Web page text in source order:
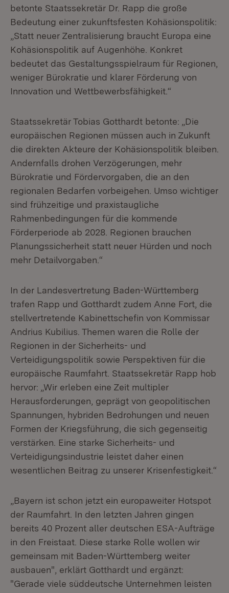
betonte Staatssekretär Dr. Rapp die große
Bedeutung einer zukunftsfesten Kohäsionspolitik:
„Statt neuer Zentralisierung braucht Europa eine
Kohäsionspolitik auf Augenhöhe. Konkret
bedeutet das Gestaltungsspielraum für Regionen,
weniger Bürokratie und klarer Förderung von
Innovation und Wettbewerbsfähigkeit.“
Staatssekretär Tobias Gotthardt betonte: „Die
europäischen Regionen müssen auch in Zukunft
die direkten Akteure der Kohäsionspolitik bleiben.
Andernfalls drohen Verzögerungen, mehr
Bürokratie und Fördervorgaben, die an den
regionalen Bedarfen vorbeigehen. Umso wichtiger
sind frühzeitige und praxistaugliche
Rahmenbedingungen für die kommende
Förderperiode ab 2028. Regionen brauchen
Planungssicherheit statt neuer Hürden und noch
mehr Detailvorgaben.“
In der Landesvertretung Baden-Württemberg
trafen Rapp und Gotthardt zudem Anne Fort, die
stellvertretende Kabinettschefin von Kommissar
Andrius Kubilius. Themen waren die Rolle der
Regionen in der Sicherheits- und
Verteidigungspolitik sowie Perspektiven für die
europäische Raumfahrt. Staatssekretär Rapp hob
hervor: „Wir erleben eine Zeit multipler
Herausforderungen, geprägt von geopolitischen
Spannungen, hybriden Bedrohungen und neuen
Formen der Kriegsführung, die sich gegenseitig
verstärken. Eine starke Sicherheits- und
Verteidigungsindustrie leistet daher einen
wesentlichen Beitrag zu unserer Krisenfestigkeit.“
„Bayern ist schon jetzt ein europaweiter Hotspot
der Raumfahrt. In den letzten Jahren gingen
bereits 40 Prozent aller deutschen ESA-Aufträge
in den Freistaat. Diese starke Rolle wollen wir
gemeinsam mit Baden-Württemberg weiter
ausbauen", erklärt Gotthardt und ergänzt:
"Gerade viele süddeutsche Unternehmen leisten